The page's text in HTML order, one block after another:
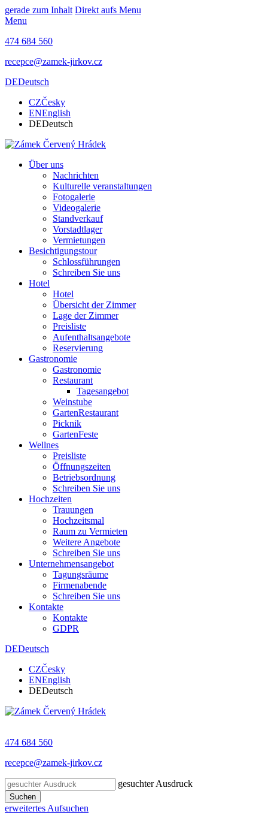
gerade zum Inhalt Direkt aufs Menu
Menu
474 684 560
recepce@zamek-jirkov.cz
DEDeutsch
CZČesky
ENEnglish
DEDeutsch
Über uns
Nachrichten
Kulturelle veranstaltungen
Fotogalerie
Videogalerie
Standverkauf
Vorstadtlager
Vermietungen
Besichtigungstour
Schlossführungen
Schreiben Sie uns
Hotel
Hotel
Übersicht der Zimmer
Lage der Zimmer
Preisliste
Aufenthaltsangebote
Reservierung
Gastronomie
Gastronomie
Restaurant
Tagesangebot
Weinstube
GartenRestaurant
Picknik
GartenFeste
Wellnes
Preisliste
Öffnungszeiten
Betriebsordnung
Schreiben Sie uns
Hochzeiten
Trauungen
Hochzeitsmal
Raum zu Vermieten
Weitere Angebote
Schreiben Sie uns
Unternehmensangebot
Tagungsräume
Firmenabende
Schreiben Sie uns
Kontakte
Kontakte
GDPR
DEDeutsch
CZČesky
ENEnglish
DEDeutsch
474 684 560
recepce@zamek-jirkov.cz
gesuchter Ausdruck
Suchen
erweitertes Aufsuchen